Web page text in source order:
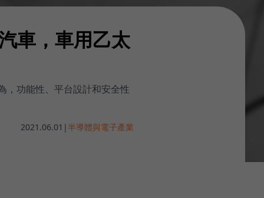
車，車用乙太
，功能性、平台設計和安全性
2021.06.01 |半導體與電子產業